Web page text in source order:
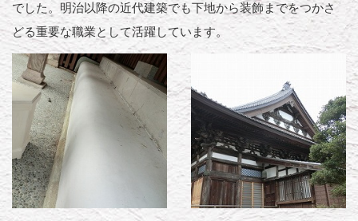
でした。明治以降の近代建築でも下地から装飾までをつかさ
どる重要な職業として活躍しています。